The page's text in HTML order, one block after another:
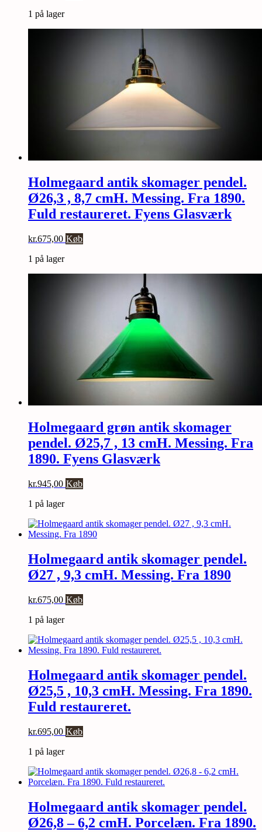
1 på lager
Holmegaard antik skomager pendel.
Ø26,3 , 8,7 cmH. Messing. Fra 1890.
Fuld restaureret. Fyens Glasværk
kr.675,00 Køb
1 på lager
Holmegaard grøn antik skomager
pendel. Ø25,7 , 13 cmH. Messing. Fra
1890. Fyens Glasværk
kr.945,00 Køb
1 på lager
Holmegaard antik skomager pendel.
Ø27 , 9,3 cmH. Messing. Fra 1890
kr.675,00 Køb
1 på lager
Holmegaard antik skomager pendel.
Ø25,5 , 10,3 cmH. Messing. Fra 1890.
Fuld restaureret.
kr.695,00 Køb
1 på lager
Holmegaard antik skomager pendel.
Ø26,8 – 6,2 cmH. Porcelæn. Fra 1890.